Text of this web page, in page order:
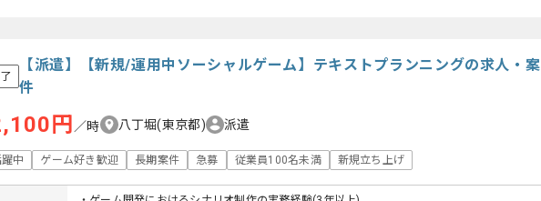
【派遣】【新規/運用中ソーシャルゲーム】テキストプランニングの求人・案
件
円／時 八丁堀(東京都) 派遣
中 ゲーム好き歓迎 長期案件 急募 従業員100名未満 新規立ち上げ